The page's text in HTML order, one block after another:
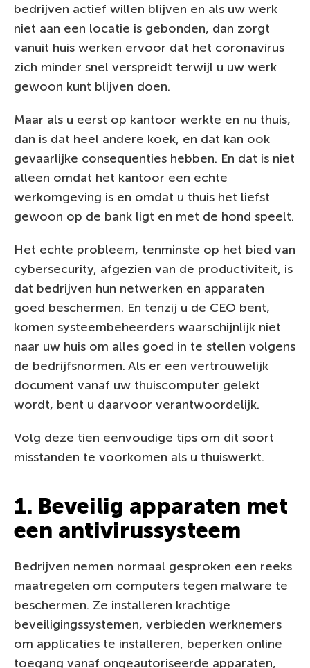
bedrijven actief willen blijven en als uw werk
niet aan een locatie is gebonden, dan zorgt
vanuit huis werken ervoor dat het coronavirus
zich minder snel verspreidt terwijl u uw werk
gewoon kunt blijven doen.
Maar als u eerst op kantoor werkte en nu thuis,
dan is dat heel andere koek, en dat kan ook
gevaarlijke consequenties hebben. En dat is niet
alleen omdat het kantoor een echte
werkomgeving is en omdat u thuis het liefst
gewoon op de bank ligt en met de hond speelt.
Het echte probleem, tenminste op het bied van
cybersecurity, afgezien van de productiviteit, is
dat bedrijven hun netwerken en apparaten
goed beschermen. En tenzij u de CEO bent,
komen systeembeheerders waarschijnlijk niet
naar uw huis om alles goed in te stellen volgens
de bedrijfsnormen. Als er een vertrouwelijk
document vanaf uw thuiscomputer gelekt
wordt, bent u daarvoor verantwoordelijk.
Volg deze tien eenvoudige tips om dit soort
misstanden te voorkomen als u thuiswerkt.
1. Beveilig apparaten met
een antivirussysteem
Bedrijven nemen normaal gesproken een reeks
maatregelen om computers tegen malware te
beschermen. Ze installeren krachtige
beveiligingssystemen, verbieden werknemers
om applicaties te installeren, beperken online
toegang vanaf ongeautoriseerde apparaten,